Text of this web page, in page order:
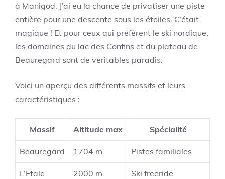
à Manigod. J’ai eu la chance de privatiser une piste
entière pour une descente sous les étoiles. C’était
magique ! Et pour ceux qui préfèrent le ski nordique,
les domaines du lac des Confins et du plateau de
Beauregard sont de véritables paradis.
Voici un aperçu des différents massifs et leurs
caractéristiques :
Massif Altitude max Spécialité
Beauregard 1704 m Pistes familiales
L’Étale 2000 m Ski freeride